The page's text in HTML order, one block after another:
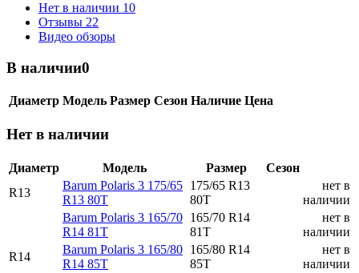
Нет в наличии 10
Отзывы 22
Видео обзоры
В наличии0
Диаметр Модель Размер Сезон Наличие Цена
Нет в наличии
Диаметр Модель Размер
Сезон
R13
Barum Polaris 3 175/65
R13 80T
175/65 R13
80T
нет в
наличии
R14
Barum Polaris 3 165/70
R14 81T
165/70 R14
81T
нет в
наличии
Barum Polaris 3 165/80
R14 85T
165/80 R14
85T
нет в
наличии